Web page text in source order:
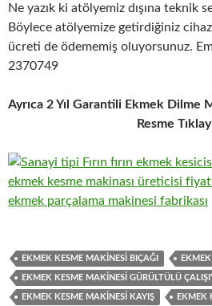
Ne yazık ki atölyemiz dışına teknik
Böylece atölyemize getirdiğiniz
ücreti de ödememiş oluyorsunuz.
2370749
Ayrıca 2 Yıl Garantili Ekmek Dilme
Resme
EKMEK KESME MAKINESI BIÇAĞI
EKMEK KESME MAKINESI GÜRÜLTÜLÜ
EKMEK KESME MAKINESI KAYIŞ EKMEK